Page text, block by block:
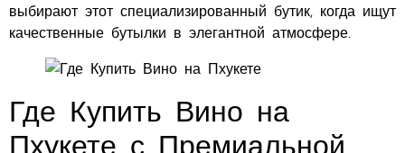
выбирают этот специализированный бутик, когда ищут
качественные бутылки в элегантной атмосфере.
Где Купить Вино на
Пхукете с Премиальной